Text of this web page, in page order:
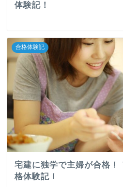
体験記！
合格体験記
宅建に独学で主婦が合格！
格体験記！